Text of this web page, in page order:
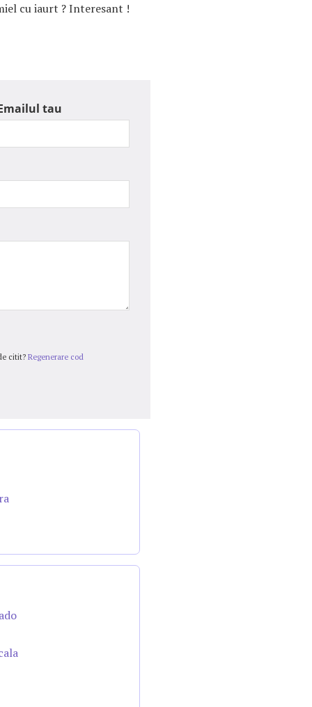
cu iaurt ? Interesant !
tau
citit? Regenerare cod